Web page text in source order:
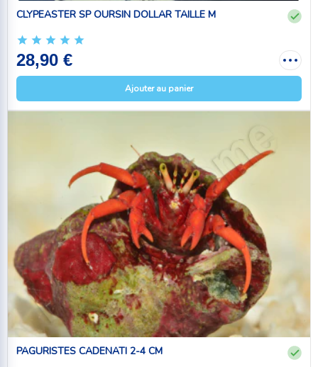
CLYPEASTER SP OURSIN DOLLAR TAILLE M
28,90 €
Ajouter au panier
PAGURISTES CADENATI 2-4 CM